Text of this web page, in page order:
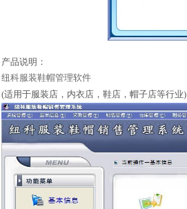
产品说明：
纽科服装鞋帽管理软件
(适用于服装店，内衣店，鞋店，帽子店等行业)